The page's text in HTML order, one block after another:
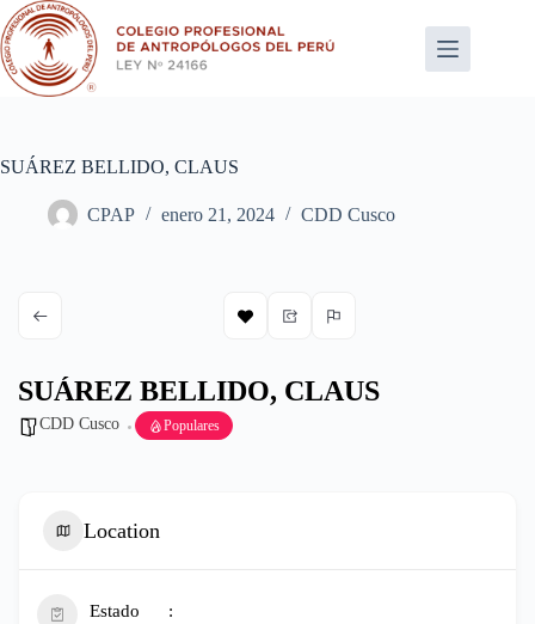
Saltar
al
contenido
SUÁREZ BELLIDO, CLAUS
CPAP enero 21, 2024 CDD Cusco
SUÁREZ BELLIDO, CLAUS
CDD Cusco Populares
Location
Estado